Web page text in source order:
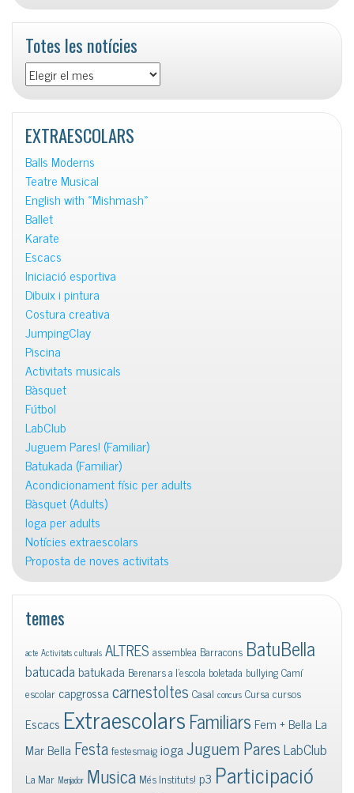
Totes les notícies
Totes
les
notícies
EXTRAESCOLARS
Balls Moderns
Teatre Musical
English with «Mishmash»
Ballet
Karate
Escacs
Iniciació esportiva
Dibuix i pintura
Costura creativa
JumpingClay
Piscina
Activitats musicals
Bàsquet
Fútbol
LabClub
Juguem Pares! (Familiar)
Batukada (Familiar)
Acondicionament físic per adults
Bàsquet (Adults)
Ioga per adults
Notícies extraescolars
Proposta de noves activitats
temes
acte Activitats culturals ALTRES assemblea Barracons BatuBella
batucadabatukada Berenars a l'escola boletada bullyingCamí
escolar capgrossacarnestoltes Casal concurs Cursa cursos
Escacs ExtraescolarsFamiliars Fem + Bella La
Mar Bella FestafestesmaigiogaJuguem ParesLabClub
La Mar Menjador Musica Més Instituts! p3 Participació